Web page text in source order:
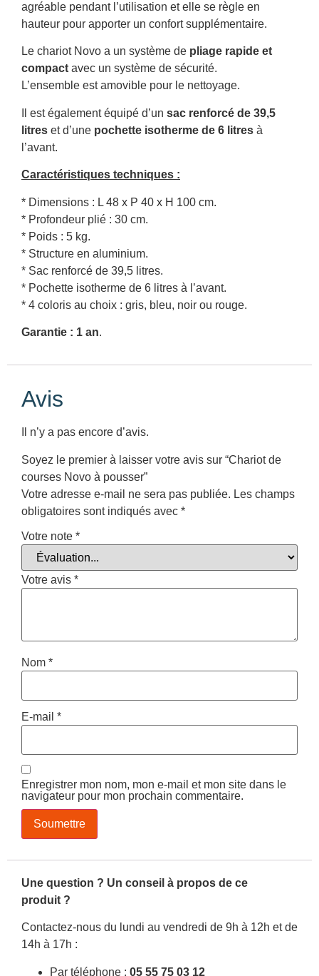
agréable pendant l’utilisation et elle se règle en
hauteur pour apporter un confort supplémentaire.
Le chariot Novo a un système de pliage rapide et
compact avec un système de sécurité.
L’ensemble est amovible pour le nettoyage.
Il est également équipé d’un sac renforcé de 39,5
litres et d’une pochette isotherme de 6 litres à
l’avant.
Caractéristiques techniques :
* Dimensions : L 48 x P 40 x H 100 cm.
* Profondeur plié : 30 cm.
* Poids : 5 kg.
* Structure en aluminium.
* Sac renforcé de 39,5 litres.
* Pochette isotherme de 6 litres à l’avant.
* 4 coloris au choix : gris, bleu, noir ou rouge.
Garantie : 1 an.
Avis
Il n’y a pas encore d’avis.
Soyez le premier à laisser votre avis sur “Chariot de
courses Novo à pousser”
Votre adresse e-mail ne sera pas publiée. Les champs
obligatoires sont indiqués avec *
Votre note *
Votre avis *
Nom *
E-mail *
Enregistrer mon nom, mon e-mail et mon site dans le
navigateur pour mon prochain commentaire.
Une question ? Un conseil à propos de ce
produit ?
Contactez-nous du lundi au vendredi de 9h à 12h et de
14h à 17h :
Par téléphone : 05 55 75 03 12